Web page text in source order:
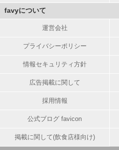
favyについて
運営会社
プライバシーポリシー
情報セキュリティ方針
広告掲載に関して
採用情報
公式ブログ favicon
掲載に関して(飲食店様向け)